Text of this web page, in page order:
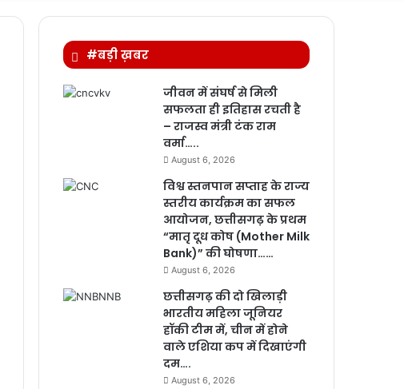
#बड़ी ख़बर
जीवन में संघर्ष से मिली
सफलता ही इतिहास रचती है
– राजस्व मंत्री टंक राम
वर्मा…..
August 6, 2026
विश्व स्तनपान सप्ताह के राज्य
स्तरीय कार्यक्रम का सफल
आयोजन, छत्तीसगढ़ के प्रथम
“मातृ दूध कोष (Mother Milk
Bank)” की घोषणा……
August 6, 2026
छत्तीसगढ़ की दो खिलाड़ी
भारतीय महिला जूनियर
हॉकी टीम में, चीन में होने
वाले एशिया कप में दिखाएंगी
दम….
August 6, 2026